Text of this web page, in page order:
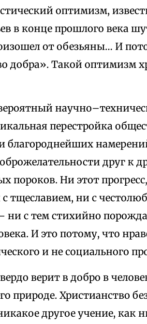
оптимизм,
в конце прошлого века
от обезьяны… И
добра». Такой оптимизм
перестройка
друг к
пороков. Ни этот
тщеславием, ни с
ни с тем стихийно
И это потому, что
и не социального
верит в добро в
природе. Христианство
другое учение, как